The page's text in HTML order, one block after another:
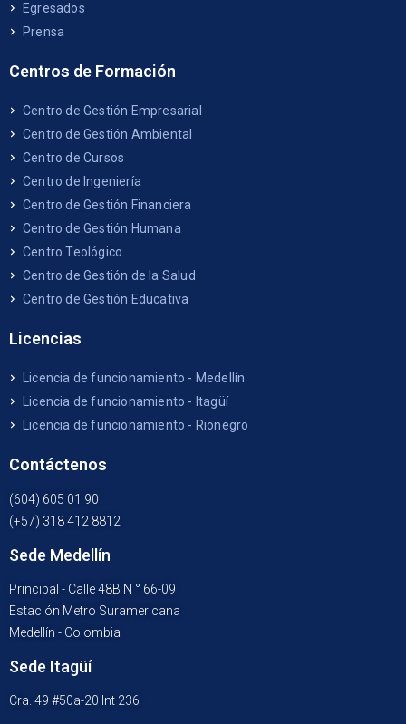
Egresados
Prensa
Centros de Formación
Centro de Gestión Empresarial
Centro de Gestión Ambiental
Centro de Cursos
Centro de Ingeniería
Centro de Gestión Financiera
Centro de Gestión Humana
Centro Teológico
Centro de Gestión de la Salud
Centro de Gestión Educativa
Licencias
Licencia de funcionamiento - Medellín
Licencia de funcionamiento - Itagüí
Licencia de funcionamiento - Rionegro
Contáctenos
(604) 605 01 90
(+57) 318 412 8812
Sede Medellín
Principal - Calle 48B N ° 66-09
Estación Metro Suramericana
Medellín - Colombia
Sede Itagüí
Cra. 49 #50a-20 Int 236